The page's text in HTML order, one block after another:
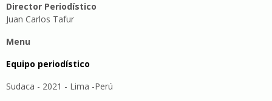
Director Periodístico
Juan Carlos Tafur
Menu
Equipo periodístico
Sudaca - 2021 - Lima -Perú